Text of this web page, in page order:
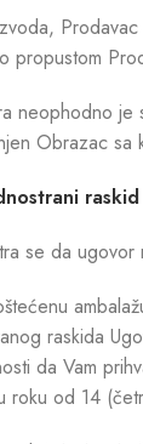
propustom
neophodno
Obrazac sa
se da
raskida
da Vam
od 14